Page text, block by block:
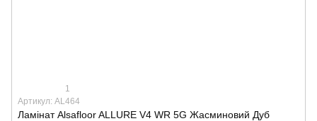
1
Артикул: AL464
Ламінат Alsafloor ALLURE V4 WR 5G Жасминовий Дуб